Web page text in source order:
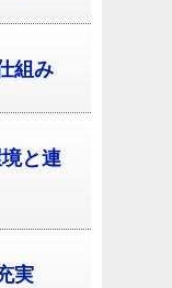
組み
と連
実